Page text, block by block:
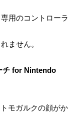
用のコントローラ
せん。
チ for Nintendo
モガルクの顔がか